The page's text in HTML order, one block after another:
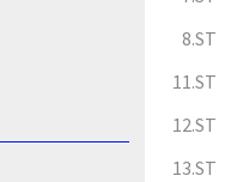
8.ST
11.ST
12.ST
13.ST